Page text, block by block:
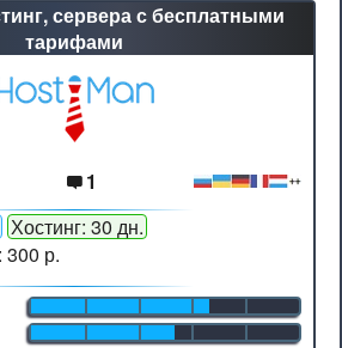
сервера с бесплатными
тарифами
1
Хостинг: 30 дн.
300 р.